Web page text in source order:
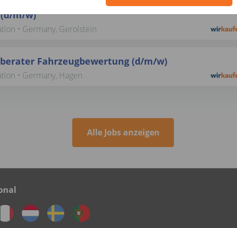
m/w)
• Germany, Gerolstein
Fahrzeugbewertung (d/m/w)
• Germany, Hagen
Alle Jobs anzeigen